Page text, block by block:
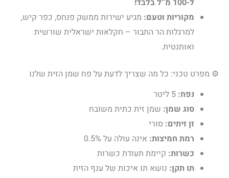
מקוריות וטעם: מגיע ישירות ממשק פנחס, כפר קיש,
למרגלות הר התבור – חקלאות ישראלית שורשית
ואותנטית.
⚙️ מפרט טכני: כל מה שצריך לדעת על פח שמן הזית שלנו
נפח:
סוג שמן: שמן זית כתית משובח
זן זיתים: סורי
רמת חמיצות: אינה עולה על 0.5%
כשרות: קיימת תעודת כשרות
תו תקן: נושא תו איכות של ענף הזית